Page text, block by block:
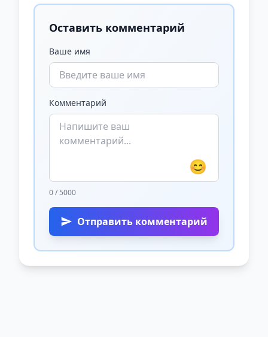
Оставить комментарий
Ваше имя
Комментарий
😊
0 / 5000
Отправить комментарий